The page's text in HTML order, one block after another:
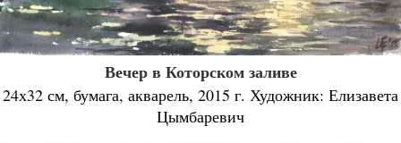
Вечер в Которском заливе
24х32 см, бумага, акварель, 2015 г. Художник: Елизавета
Цымбаревич